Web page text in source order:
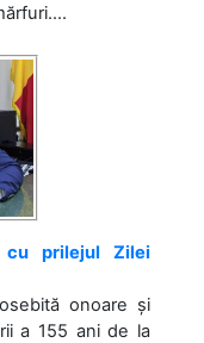
prilejul Zilei
onoare și
a 155 ani de la